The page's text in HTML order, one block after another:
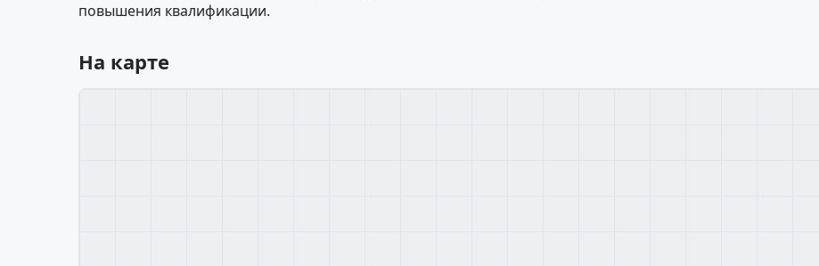
повышения квалификации.
На карте